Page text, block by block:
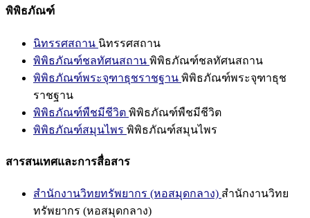
พิพิธภัณฑ์
นิทรรศสถาน นิทรรศสถาน
พิพิธภัณฑ์ชลทัศนสถาน พิพิธภัณฑ์ชลทัศนสถาน
พิพิธภัณฑ์พระจุฑาธุชราชฐาน พิพิธภัณฑ์พระจุฑาธุช
ราชฐาน
พิพิธภัณฑ์พืชมีชีวิต พิพิธภัณฑ์พืชมีชีวิต
พิพิธภัณฑ์สมุนไพร พิพิธภัณฑ์สมุนไพร
สารสนเทศและการสื่อสาร
สำนักงานวิทยทรัพยากร (หอสมุดกลาง) สำนักงานวิทย
ทรัพยากร (หอสมุดกลาง)